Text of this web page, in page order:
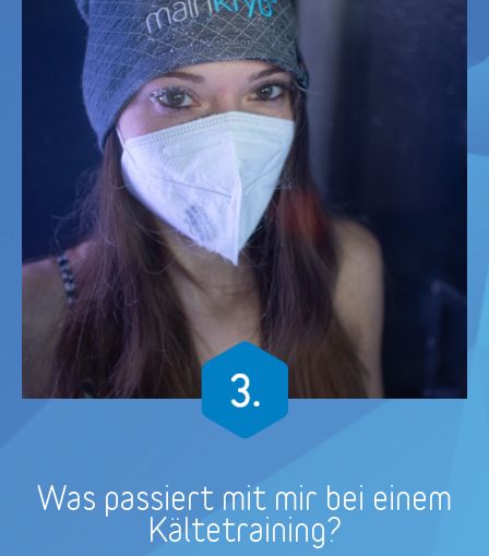
Was passiert mit mir bei einem
Kältetraining?